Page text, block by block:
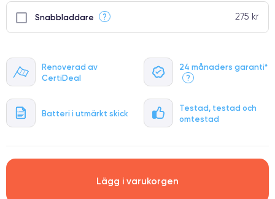
Renoverad av
CertiDeal
24 månaders garanti*
?
Batteri i utmärkt skick
Testad, testad och
omtestad
Snabbladdare ? 275 kr
Lägg i varukorgen